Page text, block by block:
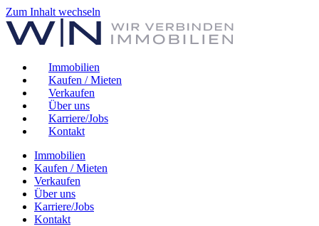
Zum Inhalt wechseln
Immobilien
Kaufen / Mieten
Verkaufen
Über uns
Karriere/Jobs
Kontakt
Immobilien
Kaufen / Mieten
Verkaufen
Über uns
Karriere/Jobs
Kontakt